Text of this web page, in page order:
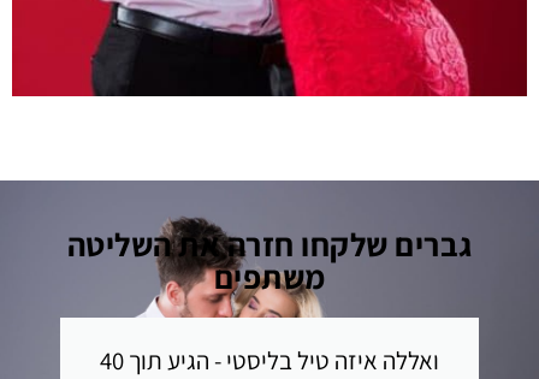
גברים שלקחו חזרה את השליטה
משתפים
ואללה איזה טיל בליסטי - הגיע תוך 40